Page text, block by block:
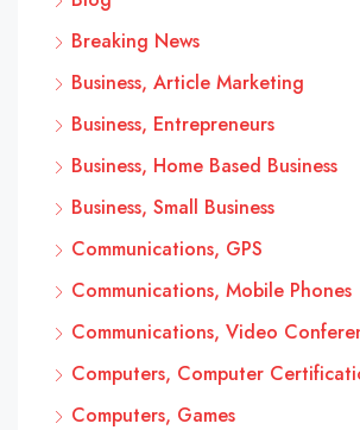
Breaking News
Business, Article Marketing
Business, Entrepreneurs
Business, Home Based Business
Business, Small Business
Communications, GPS
Communications, Mobile Phones
Communications, Video
Computers, Computer
Computers, Games